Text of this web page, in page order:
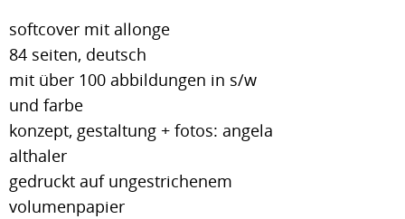
softcover mit allonge
84 seiten, deutsch
mit über 100 abbildungen in s/w
und farbe
konzept, gestaltung + fotos: angela
althaler
gedruckt auf ungestrichenem
volumenpapier